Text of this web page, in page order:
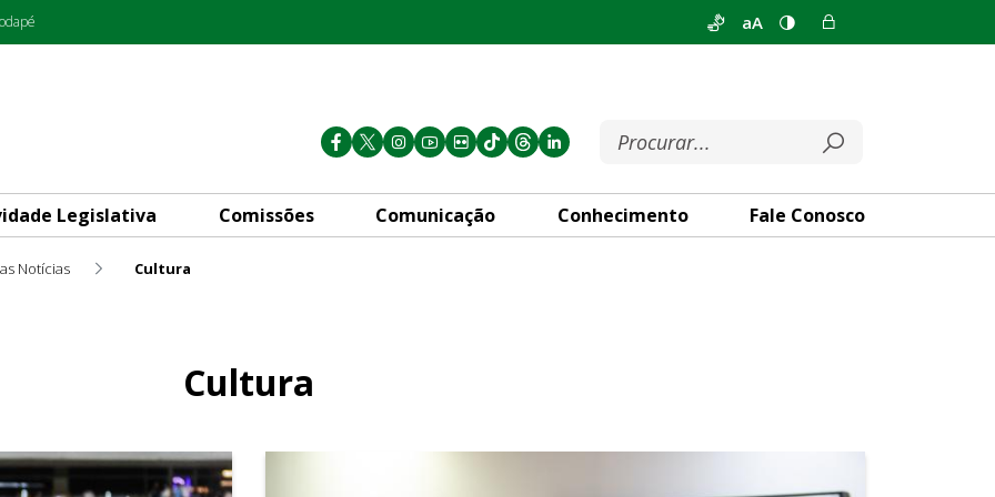
aA
Legislativa Comissões Comunicação Conhecimento Fale Conosco
Notícias Cultura
Cultura